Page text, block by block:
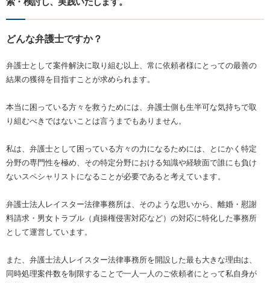
どんな弁護士ですか？
弁護士として案件解決に取り組む以上、常に依頼者様にとっての最善の
結果の獲得を目指すことが求められます。
本当に困っている方々を救うためには、弁護士側も生半可な気持ちで取
り組むべきではないことは言うまでもありません。
私は、弁護士として困っている方々の力になるためには、とにかく特定
分野の専門性を極め、その特定分野における知識や経験面で誰にも負け
ないスペシャリストになることが必要であると考えています。
弁護士法人レイスター法律事務所は、そのような思いから、離婚・慰謝
料請求・男女トラブル（貞操権侵害対応など）の対応に特化した事務所
として運営しています。
また、弁護士法人レイスター法律事務所を開設した最も大きな理由は、
同時処理案件数を制限することで一人一人のご依頼者にとって私自身が